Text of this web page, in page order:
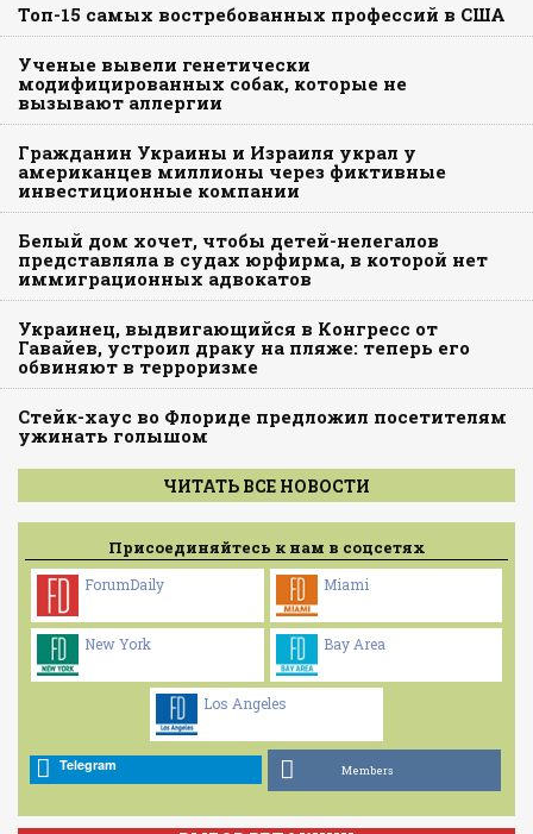
Топ-15 самых востребованных профессий в США
Ученые вывели генетически
модифицированных собак, которые не
вызывают аллергии
Гражданин Украины и Израиля украл у
американцев миллионы через фиктивные
инвестиционные компании
Белый дом хочет, чтобы детей-нелегалов
представляла в судах юрфирма, в которой нет
иммиграционных адвокатов
Украинец, выдвигающийся в Конгресс от
Гавайев, устроил драку на пляже: теперь его
обвиняют в терроризме
Стейк-хаус во Флориде предложил посетителям
ужинать голышом
ЧИТАТЬ ВСЕ НОВОСТИ
Присоединяйтесь к нам в соцсетях
ForumDaily Miami
New York Bay Area
Los Angeles
Telegram Members